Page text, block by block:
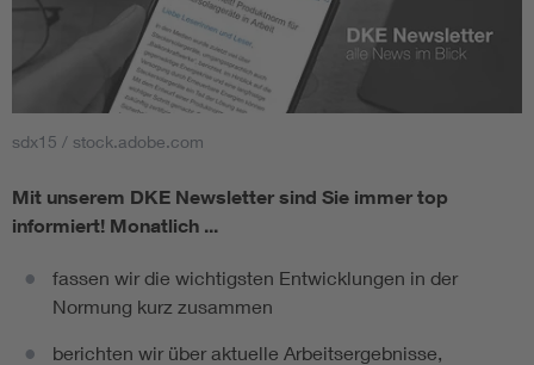
sdx15 / stock.adobe.com
Mit unserem DKE Newsletter sind Sie immer top
informiert! Monatlich ...
fassen wir die wichtigsten Entwicklungen in der
Normung kurz zusammen
berichten wir über aktuelle Arbeitsergebnisse,